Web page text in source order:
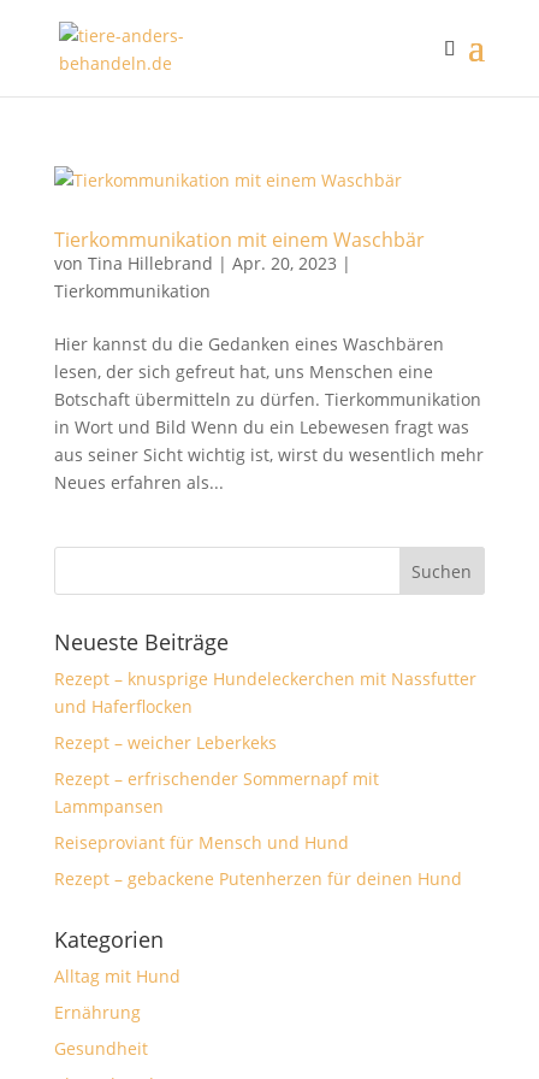
Tierkommunikation mit einem Waschbär
von Tina Hillebrand | Apr. 20, 2023 |
Tierkommunikation
Hier kannst du die Gedanken eines Waschbären
lesen, der sich gefreut hat, uns Menschen eine
Botschaft übermitteln zu dürfen. Tierkommunikation
in Wort und Bild Wenn du ein Lebewesen fragt was
aus seiner Sicht wichtig ist, wirst du wesentlich mehr
Neues erfahren als...
Neueste Beiträge
Rezept – knusprige Hundeleckerchen mit Nassfutter
und Haferflocken
Rezept – weicher Leberkeks
Rezept – erfrischender Sommernapf mit
Lammpansen
Reiseproviant für Mensch und Hund
Rezept – gebackene Putenherzen für deinen Hund
Kategorien
Alltag mit Hund
Ernährung
Gesundheit